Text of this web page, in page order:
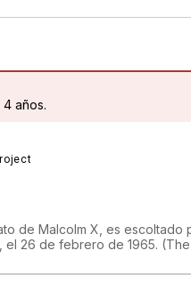
años.
de Malcolm X, es
el 26 de febrero de 1965. (